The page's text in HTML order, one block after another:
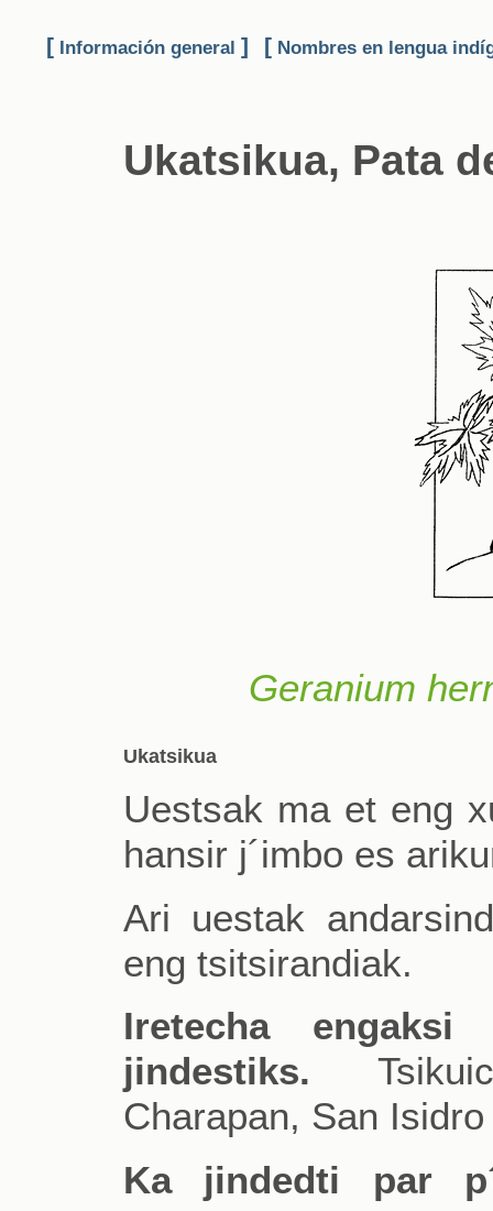
[ Información general ] [ Nombres en lengua
Ukatsikua, Pata
Geranium
Ukatsikua
Uestsak ma et eng
hansir j´imbo es
Ari uestak
eng tsitsirandiak.
Iretecha engaksi
jindestiks.
Charapan, San
Ka jindedti par